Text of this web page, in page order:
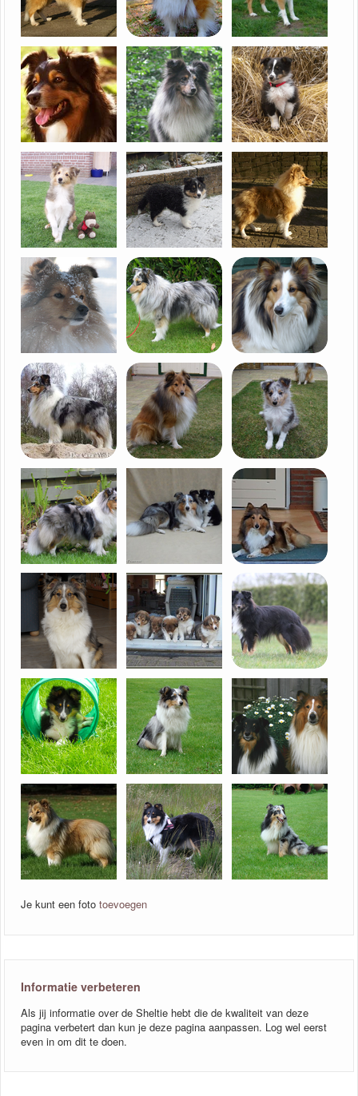
Je kunt een foto toevoegen
Informatie verbeteren
Als jij informatie over de Sheltie hebt die de kwaliteit van deze
pagina verbetert dan kun je deze pagina aanpassen. Log wel eerst
even in om dit te doen.